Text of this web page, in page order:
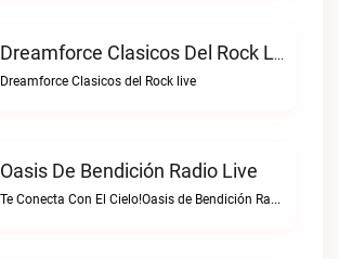
Dreamforce Clasicos Del Rock Live
Dreamforce Clasicos del Rock live
Oasis De Bendición Radio Live
Te Conecta Con El Cielo!Oasis de Bendición Radio live